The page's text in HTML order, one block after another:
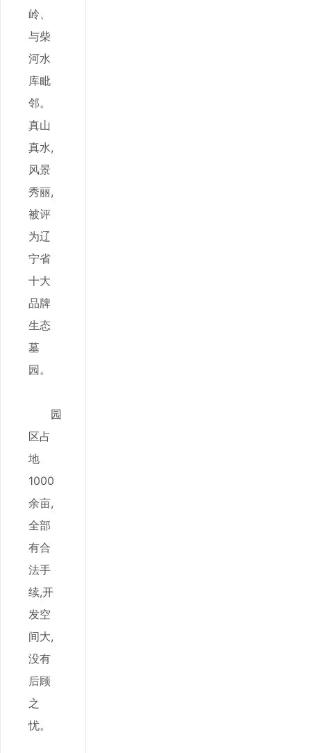
岭、
与柴
河水
库毗
邻。
真山
真水,
风景
秀丽,
被评
为辽
宁省
十大
品牌
生态
墓
园。
园
区占
地
1000
余亩,
全部
有合
法手
续,开
发空
间大,
没有
后顾
之
忧。